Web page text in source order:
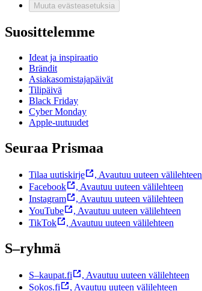
Muuta evästeasetuksia
Suosittelemme
Ideat ja inspiraatio
Brändit
Asiakasomistajapäivät
Tilipäivä
Black Friday
Cyber Monday
Apple-uutuudet
Seuraa Prismaa
Tilaa uutiskirje , Avautuu uuteen välilehteen
Facebook
, Avautuu uuteen välilehteen
Instagram
, Avautuu uuteen välilehteen
YouTube
, Avautuu uuteen välilehteen
TikTok
, Avautuu uuteen välilehteen
S–ryhmä
S–kaupat.fi , Avautuu uuteen välilehteen
Sokos.fi
, Avautuu uuteen välilehteen